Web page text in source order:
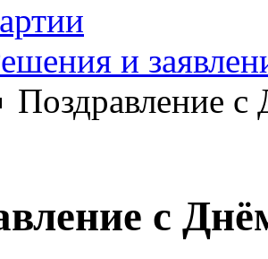
и
Поздравление
с